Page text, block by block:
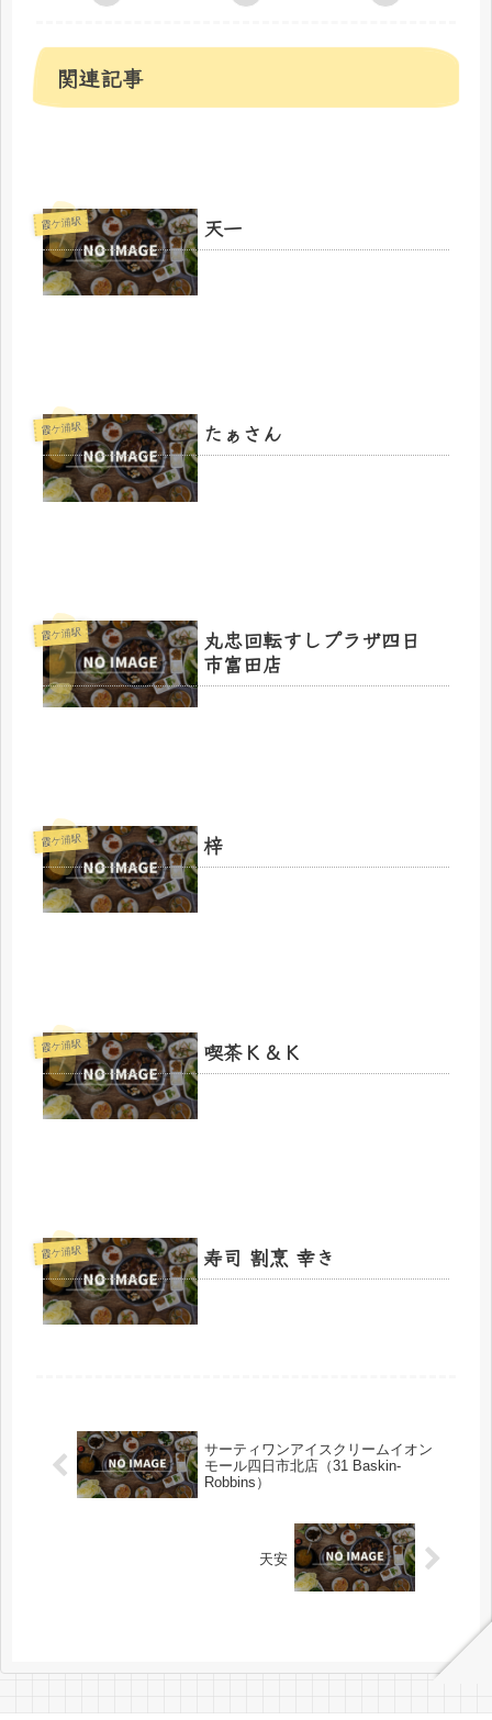
関連記事
霞ケ浦駅 天一
霞ケ浦駅 たぁさん
霞ケ浦駅
丸忠回転すしプラザ四日
市富田店
霞ケ浦駅 梓
霞ケ浦駅 喫茶Ｋ＆Ｋ
霞ケ浦駅 寿司 割烹 幸き
サーティワンアイスクリームイオン
モール四日市北店（31 Baskin-
Robbins）
天安